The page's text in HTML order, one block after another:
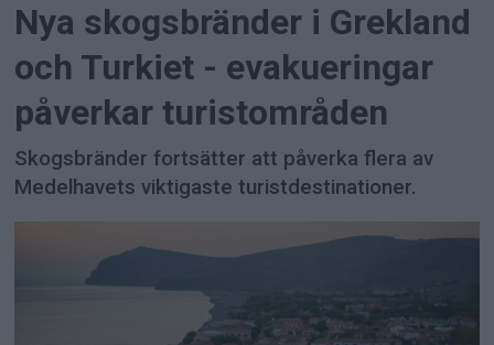
Nya skogsbränder i Grekland
och Turkiet - evakueringar
påverkar turistområden
Skogsbränder fortsätter att påverka flera av
Medelhavets viktigaste turistdestinationer.